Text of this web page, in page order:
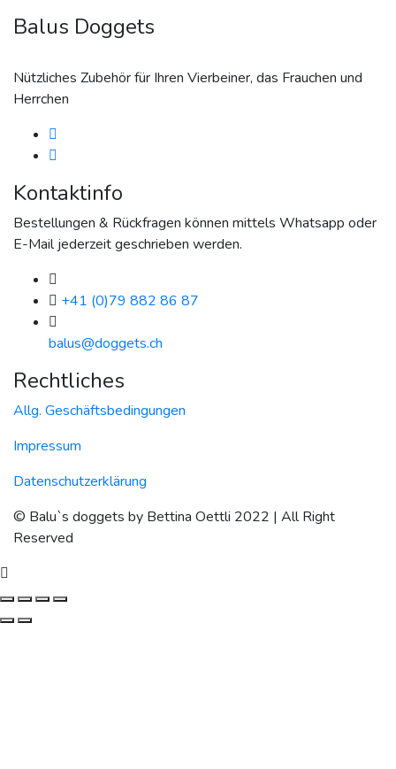
Balus Doggets
Nützliches Zubehör für Ihren Vierbeiner, das Frauchen und
Herrchen
Kontaktinfo
Bestellungen & Rückfragen können mittels Whatsapp oder
E-Mail jederzeit geschrieben werden.
+41 (0)79 882 86 87
balus@doggets.ch
Rechtliches
Allg. Geschäftsbedingungen
Impressum
Datenschutzerklärung
© Balu`s doggets by Bettina Oettli 2022 | All Right
Reserved